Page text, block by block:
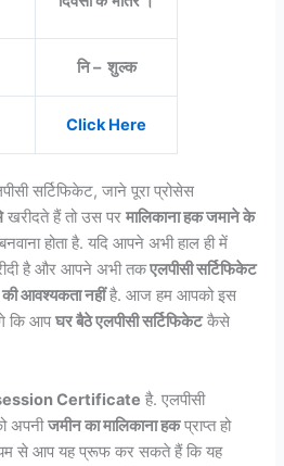
नि – शुल्क
Click Here
सर्टिफिकेट, जाने पूरा प्रोसेस
खरीदते हैं तो उस परमालिकाना हक जमाने के
होता है. यदि आपने अभी हाल ही में
है और आपने अभी तकएलपीसी सर्टिफिकेट
की आवश्यकता नहींहै. आज हम आपको इस
कि आपघर बैठे एलपीसी सर्टिफिकेटकैसे
Certificate है. एलपीसी
अपनीजमीन का मालिकाना हकप्राप्त हो
से आप यह प्रूफ कर सकते हैं कि यह